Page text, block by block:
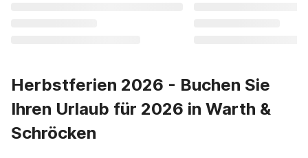
Herbstferien 2026 - Buchen Sie
Ihren Urlaub für 2026 in Warth &
Schröcken